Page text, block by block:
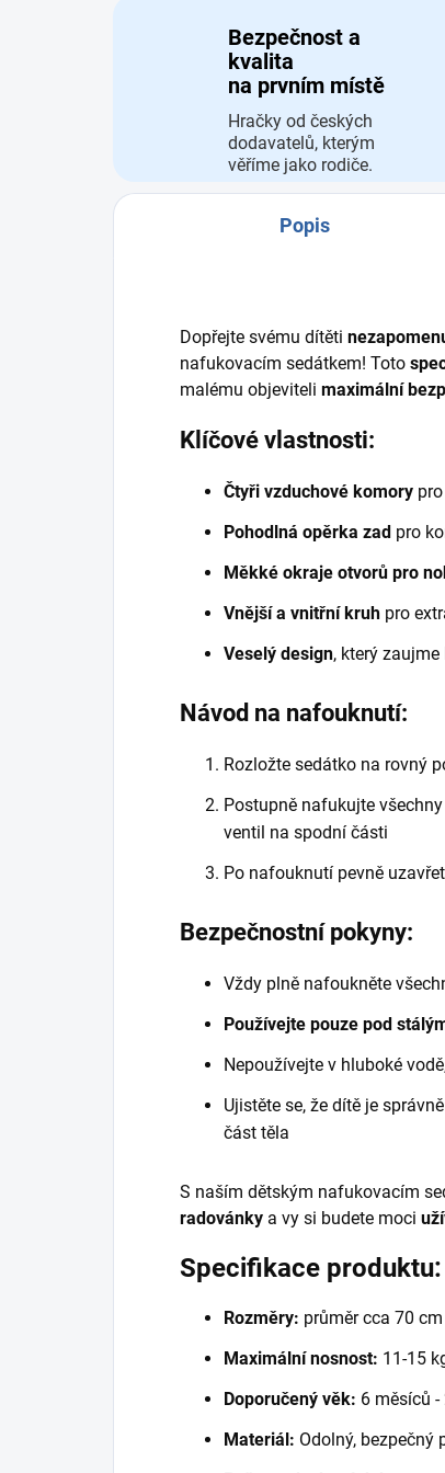
Bezpečnost a
kvalita
na prvním místě
Hračky od českých
dodavatelů, kterým
věříme jako rodiče.
Popis
Dopřejte svému dítěti
nafukovacím sedátkem! Toto
malému objeviteli maximální
Klíčové vlastnosti:
Čtyři vzduchové komory
Pohodlná opěrka zad pro
Měkké okraje otvorů pro
Vnější a vnitřní kruh pro
Veselý design, který
Návod na nafouknutí:
Rozložte sedátko na rovný
Postupně nafukujte
ventil na spodní části
Po nafouknutí pevně
Bezpečnostní pokyny:
Vždy plně nafoukněte
Používejte pouze pod
Nepoužívejte v hluboké
Ujistěte se, že dítě je
část těla
S naším dětským nafukovacím
radovánky a vy si budete moci
Specifikace produktu:
Rozměry: průměr cca 70 cm
Maximální nosnost: 11-15
Doporučený věk: 6 měsíců -
Materiál: Odolný, bezpečný